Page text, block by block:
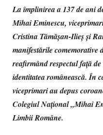
La împlinirea a 137 de ani
Mihai Eminescu,
Cristina Tămășan-Ilieș și
manifestările comemorative
reafirmând respectul față
identitatea românească. În
viceprimari au depus
Colegiul Național „Mihai
Limbii Române.